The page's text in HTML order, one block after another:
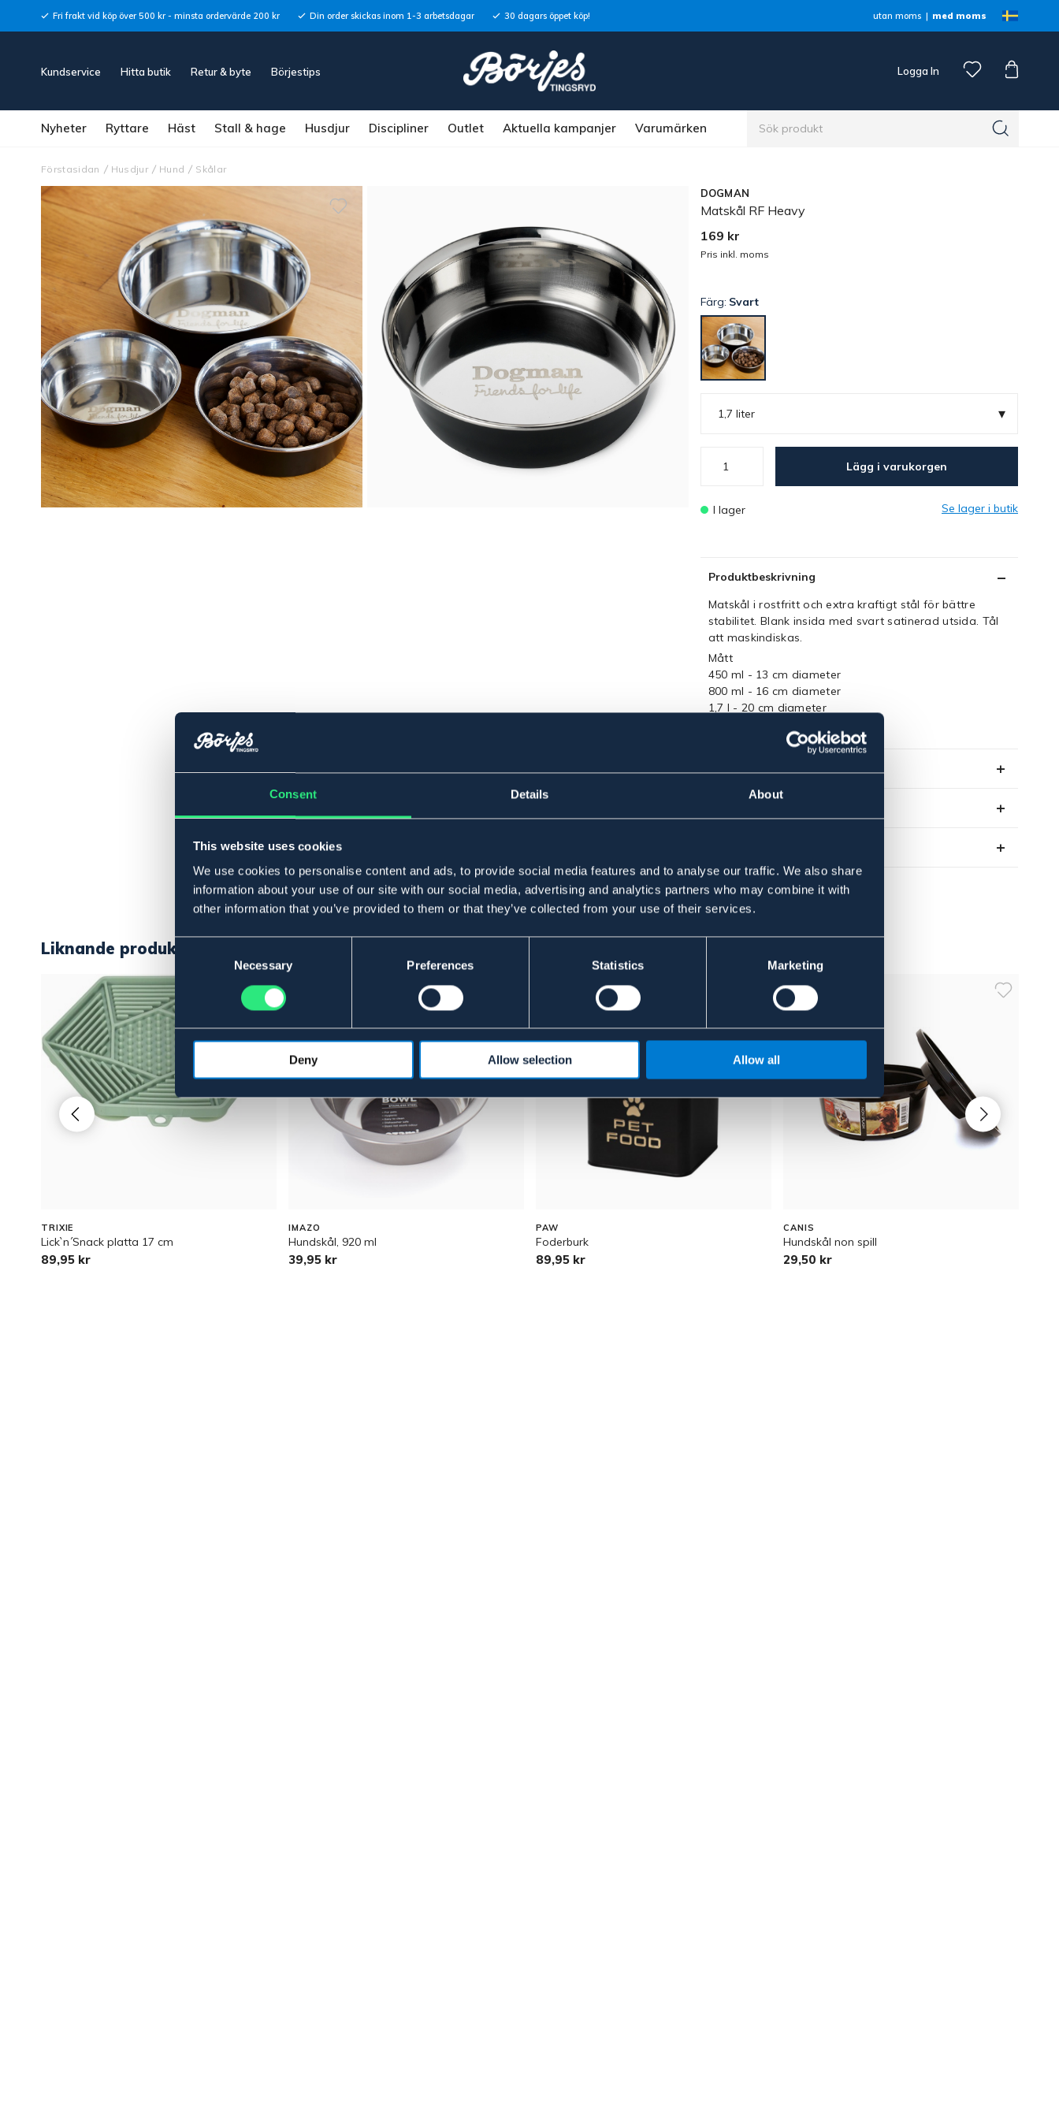
Consent Details About
This website uses cookies
We use cookies to personalise content and ads, to provide social media features and to analyse our traffic. We also share
information about your use of our site with our social media, advertising and analytics partners who may combine it with
other information that you’ve provided to them or that they’ve collected from your use of their services.
Consent
Necessary Preferences Statistics Marketing
Deny Allow selection Allow all
Fri frakt vid köp över 500 kr - minsta ordervärde 200 kr Din order skickas inom 1-3 arbetsdagar 30 dagars öppet köp! utan moms med moms
Kundservice Hitta butik Retur & byte Börjestips Logga In
Nyheter Ryttare Häst Stall & hage Husdjur Discipliner Outlet Aktuella kampanjer Varumärken
Förstasidan Husdjur Hund Skålar
DOGMAN
Matskål RF Heavy
169 kr
Pris inkl. moms
Färg: Svart
1,7 liter ▾
Lägg i varukorgen
I lager Se lager i butik
Produktbeskrivning
Matskål i rostfritt och extra kraftigt stål för bättre
stabilitet. Blank insida med svart satinerad utsida. Tål
att maskindiskas.
Mått
450 ml - 13 cm diameter
800 ml - 16 cm diameter
1,7 l - 20 cm diameter
Art.nr. 909640-BK-1,7L
Liknande produkter
TRIXIE
Lick`n´Snack platta 17 cm
89,95 kr
IMAZO
Hundskål, 920 ml
39,95 kr
PAW
Foderburk
89,95 kr
CANIS
Hundskål non spill
29,50 kr